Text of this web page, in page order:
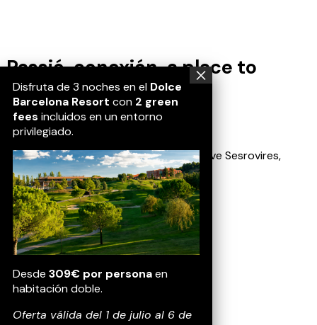
Passió, conexión, a place to
belong.
Location
Av. Golf Masia Bach, 1, 08635 Sant Esteve Sesrovires,
Barcelona
Contact
(+34) 937 728 800
Socials
Disfruta de 3 noches en el Dolce
Barcelona Resort con 2 green
fees incluidos en un entorno
privilegiado.
Desde 309€ por personaen
habitación doble.
Oferta válida del 1 de julio al 6 de